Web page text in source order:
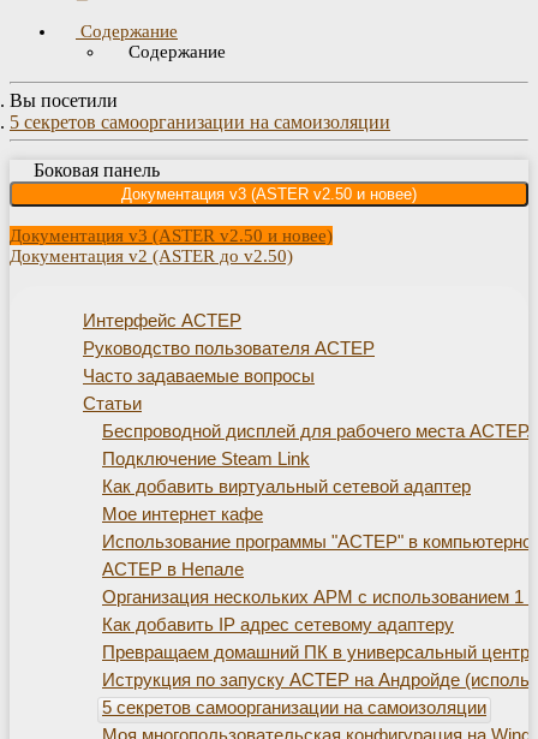
Содержание
Содержание
Вы посетили
5 секретов самоорганизации на самоизоляции
Боковая панель
Документация v3 (ASTER v2.50 и новее)
Документация v3 (ASTER v2.50 и новее)
Документация v2 (ASTER до v2.50)
Интерфейс АСТЕР
Руководство пользователя АСТЕР
Часто задаваемые вопросы
Статьи
Беспроводной дисплей для рабочего места АСТЕР.
Подключение Steam Link
Как добавить виртуальный сетевой адаптер
Мое интернет кафе
Использование программы "АСТЕР" в
АСТЕР в Непале
Организация нескольких АРМ с использованием 1
Как добавить IP адрес сетевому адаптеру
Превращаем домашний ПК в универсальный центр
Иструкция по запуску АСТЕР на Андройде
5 секретов самоорганизации на самоизоляции
Моя многопользовательская конфигурация на